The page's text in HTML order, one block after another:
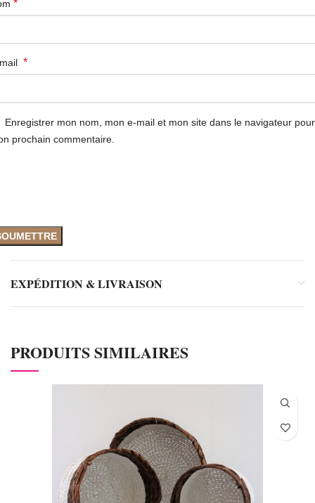
*
*
Enregistrer mon nom, mon e-mail et mon site dans le navigateur pour
prochain commentaire.
EXPÉDITION & LIVRAISON
PRODUITS SIMILAIRES